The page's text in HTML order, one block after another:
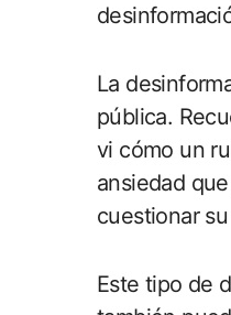
La
pública.
vi cómo un
ansiedad
cuestionar
Este tipo de